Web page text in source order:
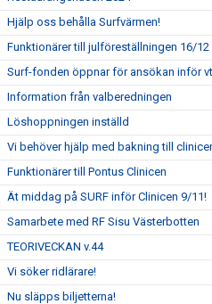
Hjälp oss behålla Surfvärmen!
Funktionärer till julföreställningen 16/12
Surf-fonden öppnar för ansökan inför
Information från valberedningen
Löshoppningen inställd
Vi behöver hjälp med bakning till
Funktionärer till Pontus Clinicen
Ät middag på SURF inför Clinicen 9/11!
Samarbete med RF Sisu Västerbotten
TEORIVECKAN v.44
Vi söker ridlärare!
Nu släpps biljetterna!